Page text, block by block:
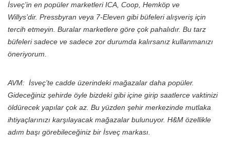
İsveç’in en popüler marketleri ICA, Coop, Hemköp ve
Willys’dir. Pressbyran veya 7-Eleven gibi büfeleri alışveriş için
tercih etmeyin. Buralar marketlere göre çok pahalıdır. Bu tarz
büfeleri sadece ve sadece zor durumda kalırsanız kullanmanızı
öneriyorum.
AVM: İsveç’te cadde üzerindeki mağazalar daha popüler.
Gideceğiniz şehirde öyle bizdeki gibi içine girip saatlerce vaktinizi
öldürecek yapılar çok az. Bu yüzden şehir merkezinde mutlaka
ihtiyaçlarınızı karşılayacak mağazalar bulunuyor. H&M özellikle
adım başı görebileceğiniz bir İsveç markası.